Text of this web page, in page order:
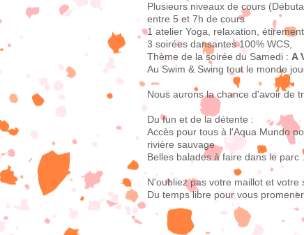
Plusieurs niveaux de cours
entre 5 et 7h de cours
1 atelier Yoga, relaxation,
3 soirées dansantes 100% WCS,
Thème de la soirée du Samedi : A
Au Swim & Swing tout le monde
Nous aurons la chance d'avoir de
Du fun et de la détente :
Accès pour tous à l'Aqua Mundo
rivière sauvage
Belles balades à faire dans le parc
N'oubliez pas votre maillot et votre
Du temps libre pour vous